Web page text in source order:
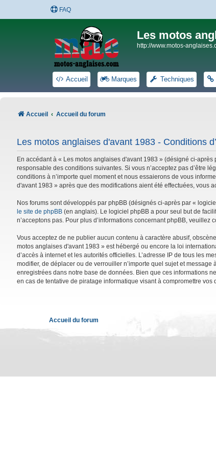
FAQ
Les motos
http://www.motos-
Accueil Marques Techniques
Accueil Accueil du forum
Les motos anglaises d'avant 1983 - Conditions
En accédant à « Les motos anglaises d'avant 1983 » (désigné ci-
responsable des conditions suivantes. Si vous n’acceptez pas d’être
conditions à n’importe quel moment et nous essaierons de vous
d'avant 1983 » après que des modifications aient été effectuées, vous
Nos forums sont développés par phpBB (désignés ci-après par «
le site de phpBB (en anglais). Le logiciel phpBB a pour seul but de
n’acceptons pas. Pour plus d’informations concernant phpBB, veuillez
Vous acceptez de ne publier aucun contenu à caractère abusif,
motos anglaises d'avant 1983 » est hébergé ou encore la loi
d’accès à internet et les autorités officielles. L’adresse IP de tous les
modifier, de déplacer ou de verrouiller n’importe quel sujet et
enregistrées dans notre base de données. Bien que ces informations
en cas de tentative de piratage informatique visant à compromettre vos
Accueil du forum